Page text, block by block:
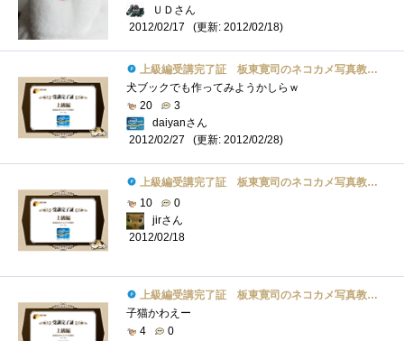
ＵＤさん
2012/02/17
(更新: 2012/02/18)
上級編受講完了証 板東寛司のネコカメ写真教室パート2
犬ブックでも作ってみようかしらｗ
20
3
daiyanさん
2012/02/27
(更新: 2012/02/28)
上級編受講完了証 板東寛司のネコカメ写真教室パート2
10
0
jirさん
2012/02/18
上級編受講完了証 板東寛司のネコカメ写真教室パート2
子猫かわえー
4
0